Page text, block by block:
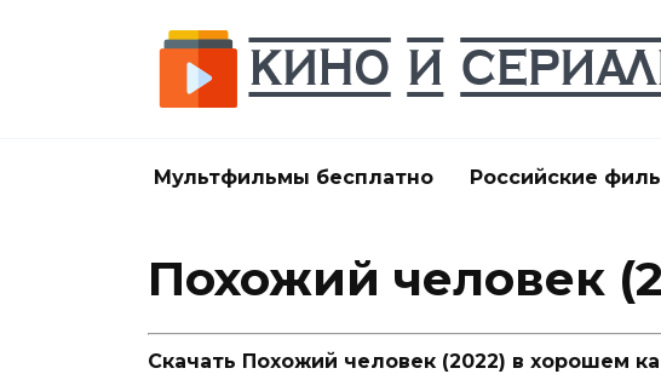
Мультфильмы бесплатно Российские
Похожий человек
Скачать Похожий человек (2022) в хорошем